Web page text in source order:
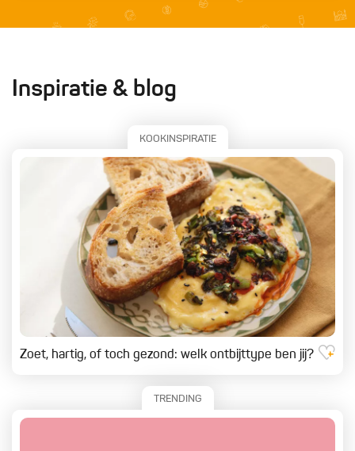
Inspiratie & blog
KOOKINSPIRATIE
Zoet, hartig, of toch gezond: welk ontbijttype ben jij?
TRENDING